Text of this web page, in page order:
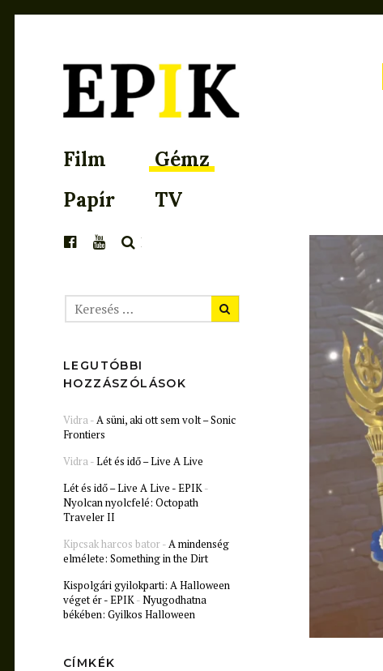
EPIK
Film
Gémz
Papír
TV
KERESÉS
LEGUTÓBBI
HOZZÁSZÓLÁSOK
Vidra-A süni, aki ott sem volt – Sonic
Frontiers
Vidra-Lét és idő – Live A Live
Lét és idő – Live A Live - EPIK-
Nyolcan nyolcfelé: Octopath
Traveler II
Kipcsak harcos bator-A mindenség
elmélete: Something in the Dirt
Kispolgári gyilokparti: A Halloween
véget ér - EPIK-Nyugodhatna
békében: Gyilkos Halloween
CÍMKÉK